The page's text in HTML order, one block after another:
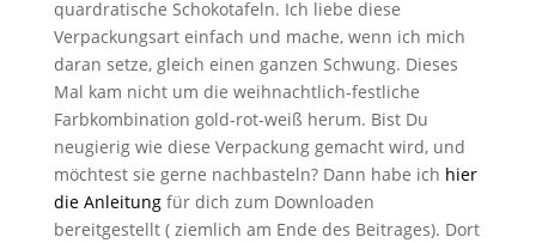
quardratische Schokotafeln. Ich liebe diese
Verpackungsart einfach und mache, wenn ich mich
daran setze, gleich einen ganzen Schwung. Dieses
Mal kam nicht um die weihnachtlich-festliche
Farbkombination gold-rot-weiß herum. Bist Du
neugierig wie diese Verpackung gemacht wird, und
möchtest sie gerne nachbasteln? Dann habe ich hier
die Anleitungfür dich zum Downloaden
bereitgestellt ( ziemlich am Ende des Beitrages). Dort